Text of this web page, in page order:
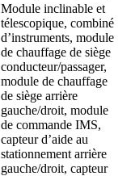
Module inclinable et
télescopique, combiné
d’instruments, module
de chauffage de siège
conducteur/passager,
module de chauffage
de siège arrière
gauche/droit, module
de commande IMS,
capteur d’aide au
stationnement arrière
gauche/droit, capteur